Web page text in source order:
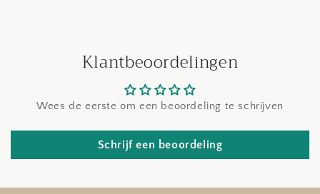
Klantbeoordelingen
Wees de eerste om een beoordeling te schrijven
Schrijf een beoordeling